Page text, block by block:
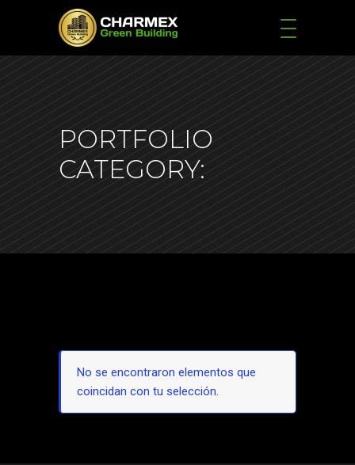
PORTFOLIO
CATEGORY:
No se encontraron elementos que
coincidan con tu selección.